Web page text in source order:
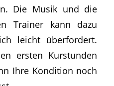
Die Musik und die
Trainer kann dazu
leicht überfordert.
ersten Kurstunden
Ihre Kondition noch